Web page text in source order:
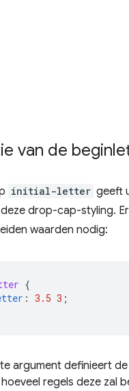
van de
initial-letter geeft
drop-cap-styling.
waarden nodig:
{
: 3.5 3 ;
argument definieert
regels deze zal